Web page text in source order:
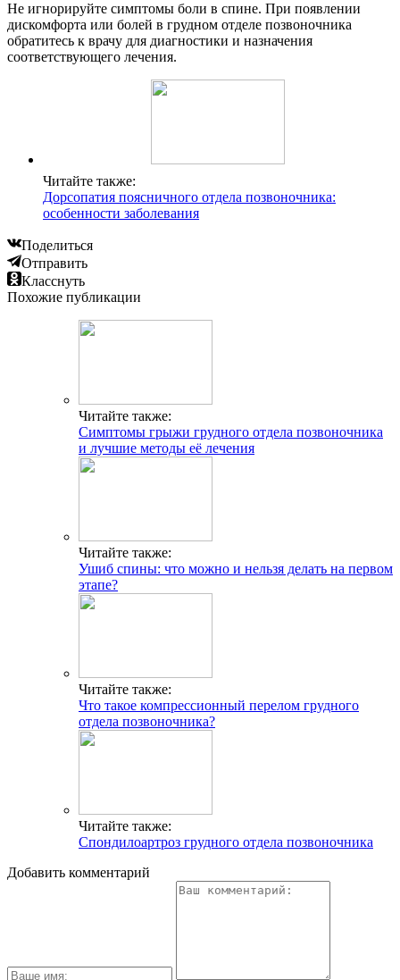
Не игнорируйте симптомы боли в спине. При появлении
дискомфорта или болей в грудном отделе позвоночника
обратитесь к врачу для диагностики и назначения
соответствующего лечения.
Читайте также:
Дорсопатия поясничного отдела позвоночника:
особенности заболевания
Поделиться
Отправить
Класснуть
Похожие публикации
Читайте также:
Симптомы грыжи грудного отдела позвоночника
и лучшие методы её лечения
Читайте также:
Ушиб спины: что можно и нельзя делать на первом
этапе?
Читайте также:
Что такое компрессионный перелом грудного
отдела позвоночника?
Читайте также:
Спондилоартроз грудного отдела позвоночника
Добавить комментарий